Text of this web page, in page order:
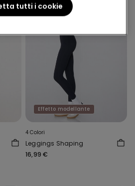
Effetto modellante
4 Colori
Leggings Shaping
16,99 €
tutti i cookie